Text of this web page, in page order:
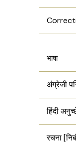
भाषा
अंग्रेजी
हिंदी
रचना